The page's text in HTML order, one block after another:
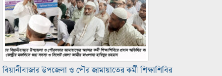
বিয়ানীবাজার উপজেলা ও পৌর জামায়াতের কর্মী শিক্ষাশিবির